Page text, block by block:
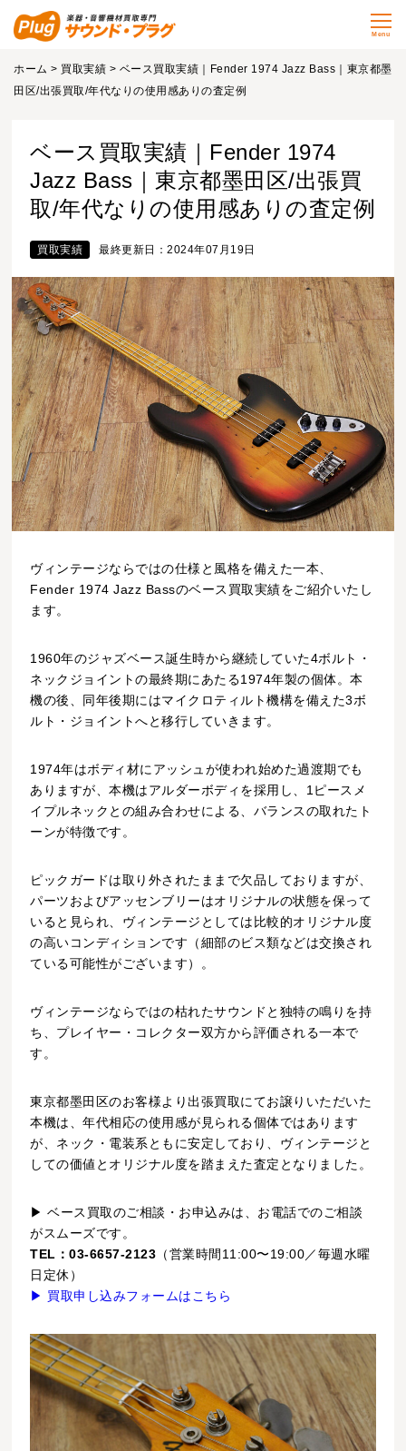
Menu
ホーム > 買取実績 > ベース買取実績｜Fender 1974 Jazz Bass｜東京都墨
田区/出張買取/年代なりの使用感ありの査定例
ベース買取実績｜Fender 1974
Jazz Bass｜東京都墨田区/出張買
取/年代なりの使用感ありの査定例
買取実績 最終更新日：2024年07月19日
ヴィンテージならではの仕様と風格を備えた一本、
Fender 1974 Jazz Bassのベース買取実績をご紹介いたし
ます。
1960年のジャズベース誕生時から継続していた4ボルト・
ネックジョイントの最終期にあたる1974年製の個体。本
機の後、同年後期にはマイクロティルト機構を備えた3ボ
ルト・ジョイントへと移行していきます。
1974年はボディ材にアッシュが使われ始めた過渡期でも
ありますが、本機はアルダーボディを採用し、1ピースメ
イプルネックとの組み合わせによる、バランスの取れたト
ーンが特徴です。
ピックガードは取り外されたままで欠品しておりますが、
パーツおよびアッセンブリーはオリジナルの状態を保って
いると見られ、ヴィンテージとしては比較的オリジナル度
の高いコンディションです（細部のビス類などは交換され
ている可能性がございます）。
ヴィンテージならではの枯れたサウンドと独特の鳴りを持
ち、プレイヤー・コレクター双方から評価される一本で
す。
東京都墨田区のお客様より出張買取にてお譲りいただいた
本機は、年代相応の使用感が見られる個体ではあります
が、ネック・電装系ともに安定しており、ヴィンテージと
しての価値とオリジナル度を踏まえた査定となりました。
▶ ベース買取のご相談・お申込みは、お電話でのご相談
がスムーズです。
TEL：03-6657-2123 （営業時間11:00〜19:00／毎週水曜
日定休）
▶ 買取申し込みフォームはこちら